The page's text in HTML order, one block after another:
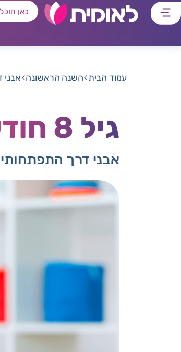
דלג
דלג
דלג
דלג
עמוד הבית השנה הראשונה אבני
גיל 8 חודשים
אבני דרך התפתחותיות של